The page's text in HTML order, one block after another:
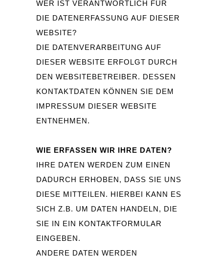
WER IST VERANTWORTLICH FÜR
DIE DATENERFASSUNG AUF DIESER
WEBSITE?
DIE DATENVERARBEITUNG AUF
DIESER WEBSITE ERFOLGT DURCH
DEN WEBSITEBETREIBER. DESSEN
KONTAKTDATEN KÖNNEN SIE DEM
IMPRESSUM DIESER WEBSITE
ENTNEHMEN.
WIE ERFASSEN WIR IHRE DATEN?
IHRE DATEN WERDEN ZUM EINEN
DADURCH ERHOBEN, DASS SIE UNS
DIESE MITTEILEN. HIERBEI KANN ES
SICH Z.B. UM DATEN HANDELN, DIE
SIE IN EIN KONTAKTFORMULAR
EINGEBEN.
ANDERE DATEN WERDEN